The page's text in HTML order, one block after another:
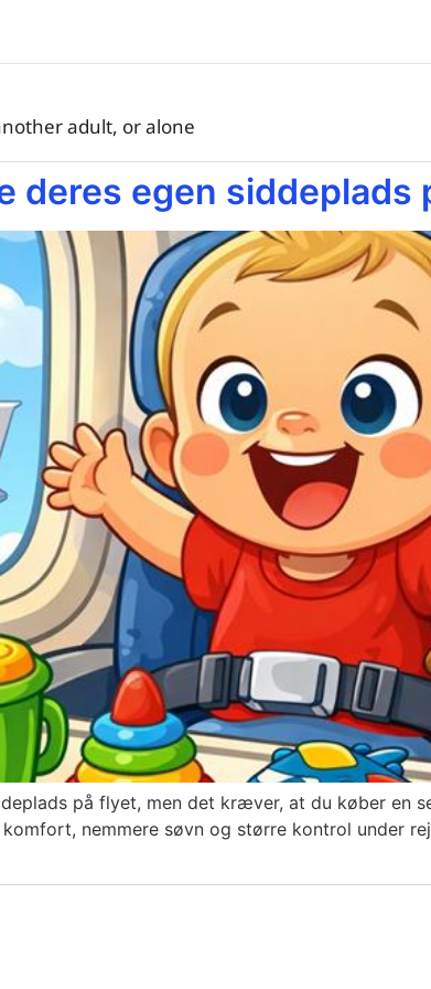
adult, or alone
deres egen siddeplads
på flyet, men det kræver, at du køber en
nemmere søvn og større kontrol under